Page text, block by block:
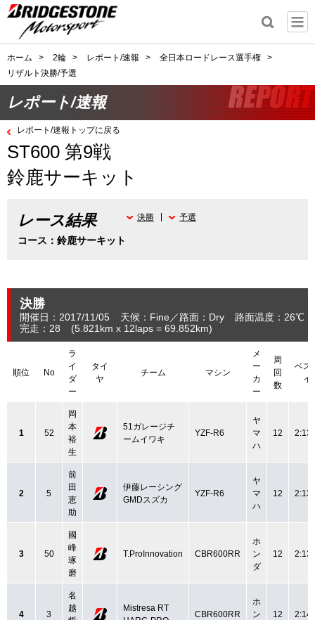
ホーム > 2輪 > レポート/速報 > 全日本ロードレース選手権
>
リザルト決勝/予選
レポート/速報
レポート/速報トップに戻る
ST600 第9戦
鈴鹿サーキット
レース結果
コース：鈴鹿サーキット
決勝 予選
決勝
開催日：2017/11/05 天候：Fine 路面：Dry
路面温度：26℃
完走：28
(5.821 km x 12laps = 69.852km)
順位 No
ラ
イ
ダ
ー
タイ
ヤ
チーム マシン
メ
ー
カ
ー
周
回
数
ベス
イ
1 52
岡
本
裕
生
51ガレージチ
ームイワキ
YZF-R6
ヤ
マ
ハ
12
2 5
前
田
恵
助
伊藤レーシング
GMDスズカ
YZF-R6
ヤ
マ
ハ
12
3 50
國
峰
琢
磨
T.ProInnovation CBR600RR
ホ
ン
ダ
12
4 3
名
越
Mistresa RT
CBR600RR
ホ
ン
12